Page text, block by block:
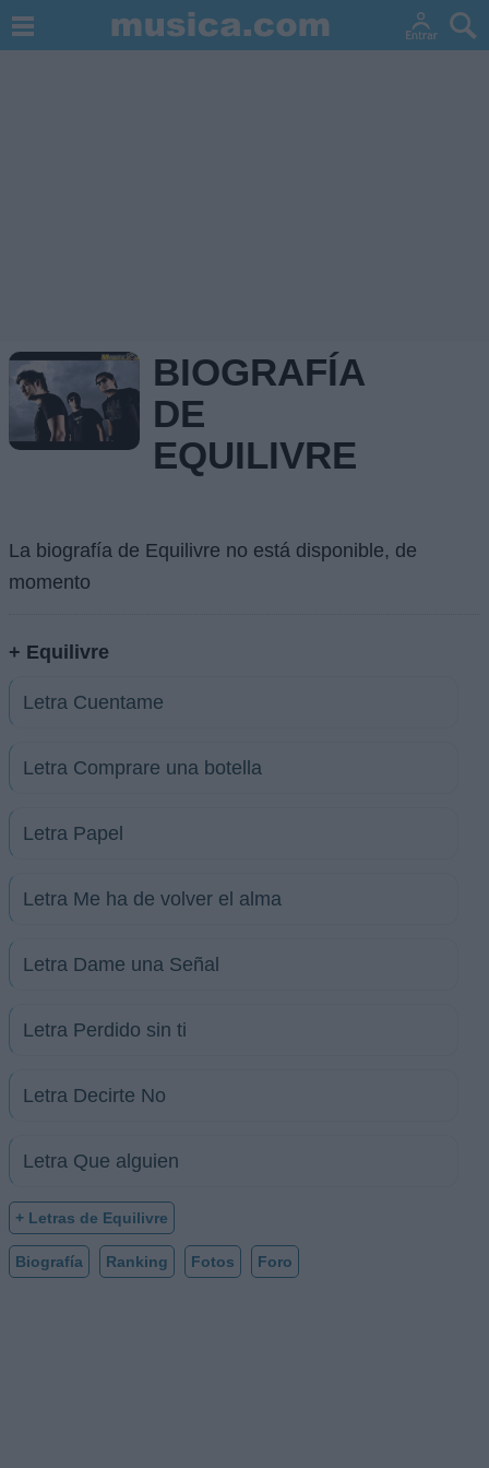
BIOGRAFÍA
DE
EQUILIVRE
La biografía de Equilivre no está disponible, de
momento
+ Equilivre
Letra Cuentame
Letra Comprare una botella
Letra Papel
Letra Me ha de volver el alma
Letra Dame una Señal
Letra Perdido sin ti
Letra Decirte No
Letra Que alguien
+ Letras de Equilivre
Biografía Ranking Fotos Foro